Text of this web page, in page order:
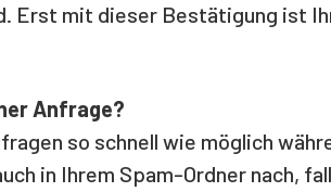
Erst mit dieser Bestätigung ist
Anfrage?
so schnell wie möglich
in Ihrem Spam-Ordner nach,